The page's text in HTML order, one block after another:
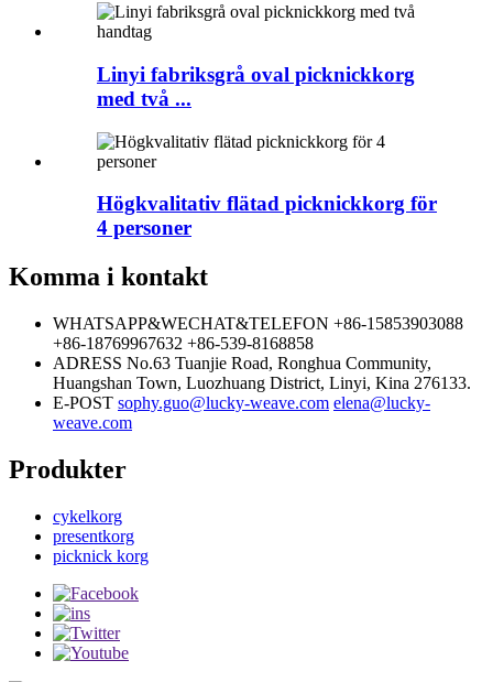
Linyi fabriksgrå oval picknickkorg
med två ...
Högkvalitativ flätad picknickkorg för
4 personer
Komma i kontakt
WHATSAPP&WECHAT&TELEFON +86-15853903088
+86-18769967632 +86-539-8168858
ADRESS No.63 Tuanjie Road, Ronghua Community,
Huangshan Town, Luozhuang District, Linyi, Kina 276133.
E-POST sophy.guo@lucky-weave.com elena@lucky-
weave.com
Produkter
cykelkorg
presentkorg
picknick korg